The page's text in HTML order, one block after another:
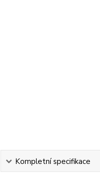
Kompletní specifikace